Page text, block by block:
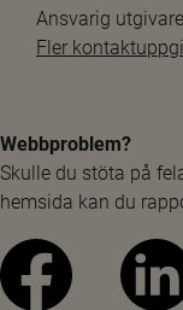
Ansvarig
Fler
Webbproblem?
Skulle du stöta på
hemsida kan du